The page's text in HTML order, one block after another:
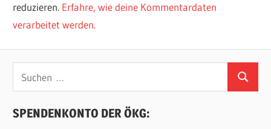
reduzieren. Erfahre, wie deine Kommentardaten
verarbeitet werden.
nach:
Suchen
SPENDENKONTO DER ÖKG: